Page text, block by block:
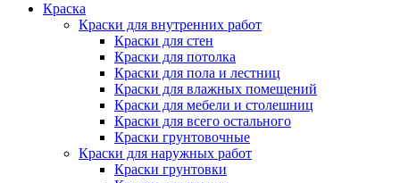
Краска
Краски для внутренних работ
Краски для стен
Краски для потолка
Краски для пола и лестниц
Краски для влажных помещений
Краски для мебели и столешниц
Краски для всего остального
Краски грунтовочные
Краски для наружных работ
Краски грунтовки